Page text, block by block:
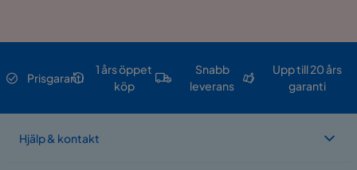
Prisgaranti
1 års öppet
köp
Snabb
leverans
Upp till 20 års
garanti
Hjälp & kontakt